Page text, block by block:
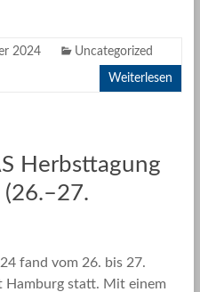
2024 Uncategorized
Weiterlesen
Herbsttagung
fand vom 26. bis 27.
Hamburg statt. Mit einem